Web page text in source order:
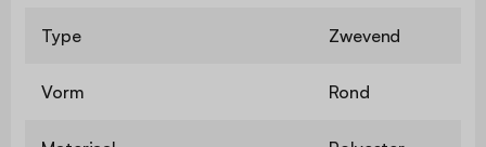
Type Zwevend
Vorm Rond